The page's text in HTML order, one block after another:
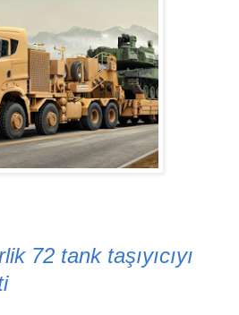
72 tank taşıyıcıyı